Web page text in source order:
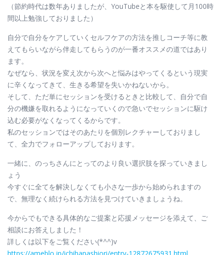
（節約時代は数年ありましたが、YouTubeと本を駆使して月100時
間以上勉強しておりました）
自分で自分をケアしていくセルフケアの方法を推しコーチ等に教
えてもらいながら伴走してもらうのが一番オススメの道ではあり
ます。
なぜなら、状況を変え次から次へと悩みはやってくるという現実
に辛くなってきて、生きる希望を失いかねないから。
そして、ただ単にセッションを受けるときと比較して、自分で自
分の機嫌を取れるようになっていくので急いでセッションに駆け
込む必要がなくなってくるからです。
私のセッションではそのあたりを個別レクチャーしておりまし
て、全力でフォローアップしております。
一緒に、のっちさんにとってのより良い選択肢を探っていきまし
ょう
今すぐに全てを解決しなくても小さな一歩から始められますの
で、無理なく続けられる方法を見つけていきましょうね。
今からでもできる具体的なご提案と応援メッセージを添えて、ご
相談にお答えしました！
詳しくは以下をご覧ください(*^^)v